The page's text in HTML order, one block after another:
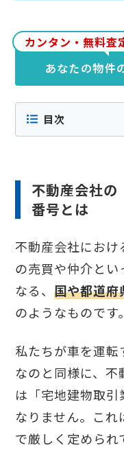
カンタン・無料査
あなたの物件
目次
不動産会社の
番号とは
不動産会社にお
の売買や仲介とい
なる、国や都道府
のようなものです。
私たちが車を運
なのと同様に、不
は「宅地建物取
なりません。これ
で厳しく定められ